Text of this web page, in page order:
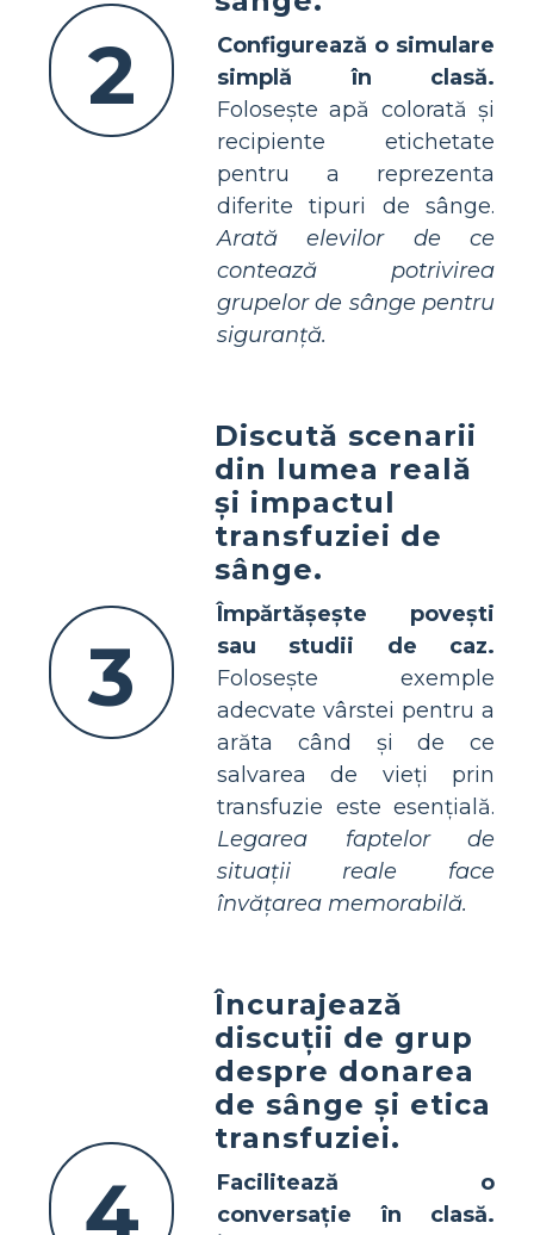
2
Configurează o simulare
simplă în clasă.
Folosește apă colorată și
recipiente etichetate
pentru a reprezenta
diferite tipuri de sânge.
Arată elevilor de ce
contează potrivirea
grupelor de sânge pentru
siguranță.
3
Discută scenarii
din lumea reală
și impactul
transfuziei de
sânge.
Împărtășește povești
sau studii de caz.
Folosește exemple
adecvate vârstei pentru a
arăta când și de ce
salvarea de vieți prin
transfuzie este esențială.
Legarea faptelor de
situații reale face
învățarea memorabilă.
4
Încurajează
discuții de grup
despre donarea
de sânge și etica
transfuziei.
Facilitează o
conversație în clasă.